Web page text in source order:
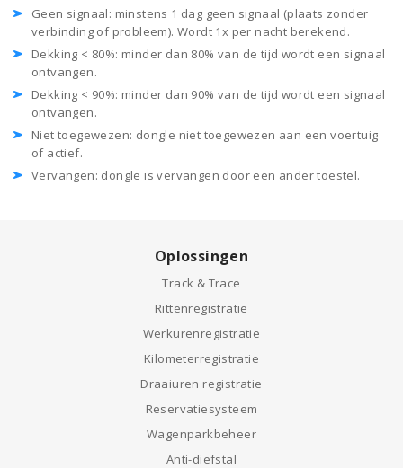
Geen signaal: minstens 1 dag geen signaal (plaats zonder
verbinding of probleem). Wordt 1x per nacht berekend.
Dekking < 80%: minder dan 80% van de tijd wordt een signaal
ontvangen.
Dekking < 90%: minder dan 90% van de tijd wordt een signaal
ontvangen.
Niet toegewezen: dongle niet toegewezen aan een voertuig
of actief.
Vervangen: dongle is vervangen door een ander toestel.
Oplossingen
Track & Trace
Rittenregistratie
Werkurenregistratie
Kilometerregistratie
Draaiuren registratie
Reservatiesysteem
Wagenparkbeheer
Anti-diefstal